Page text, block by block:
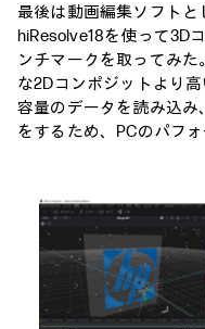
最後は動画編集ソフト
hiResolve18を使って3D
ンチマークを取ってみ
な2Dコンポジットより
容量のデータを読み込み
をするため、PCのパフ